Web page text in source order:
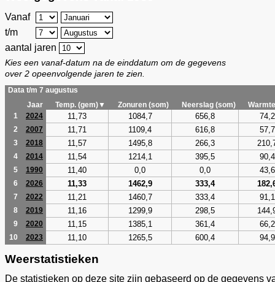
Vanaf
t/m
aantal jaren
Kies een vanaf-datum na de einddatum om de gegevens
over 2 opeenvolgende jaren te zien.
Data t/m 7 augustus
Jaar
Temp. (gem)▼ Zonuren (som) Neerslag (som)
1
2024 11,73 1084,7 656,8 74,2
2 2007 11,71 1109,4 616,8 57,7
3 2018 11,57 1495,8 266,3
4 2014 11,54 1214,1 395,5 90,4
5 1990 11,40 0,0 0,0 43,6
6 2026 11,33 1462,9 333,4
7 2022 11,21 1460,7 333,4 91,1
8 2019 11,16 1299,9 298,5
9 2020 11,15 1385,1 361,4 66,2
10 2023 11,10 1265,5 600,4 94,9
Weerstatistieken
De statistieken op deze site zijn gebaseerd op de gegevens